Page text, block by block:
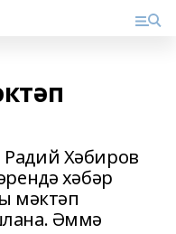
Хәбиров
хәбәр
мәктәп
Әммә